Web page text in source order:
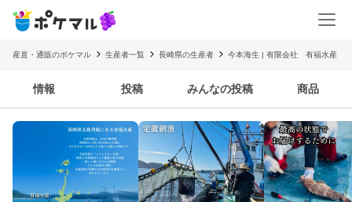
産直・通販のポケマル 生産者一覧 長崎県の生産者 今本海生 | 有限会社 有福水産
情報 投稿 みんなの投稿 商品